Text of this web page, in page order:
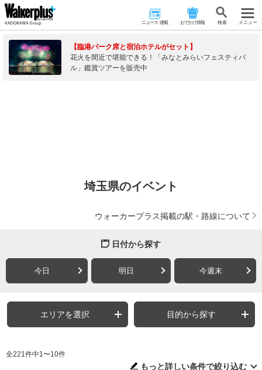
ニュース･連載 おでかけ情報 検 索 メニュー
【臨港パーク席と宿泊ホテルがセット】
花火を間近で堪能できる！「みなとみらいフェスティバ
ル」鑑賞ツアーを販売中
埼玉県のイベント
ウォーカープラス掲載の駅・路線について
日付から探す
今日 明日 今週末
エリアを選択 目的から探す
全221件中1〜10件
もっと詳しい条件で絞り込む